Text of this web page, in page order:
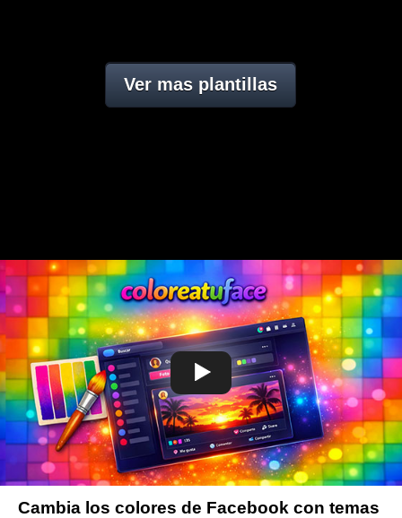
Ver mas plantillas
Cambia los colores de Facebook con temas